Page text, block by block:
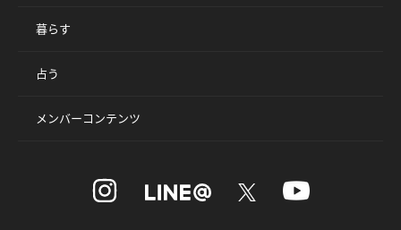
暮らす
占う
メンバーコンテンツ